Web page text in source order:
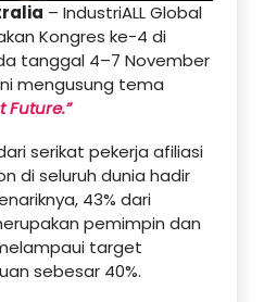
– IndustriALL Global
Kongres ke-4 di
tanggal 4–7 November
mengusung tema
Future.”
serikat pekerja afiliasi
di seluruh dunia hadir
43% dari
pemimpin dan
target
sebesar 40%.